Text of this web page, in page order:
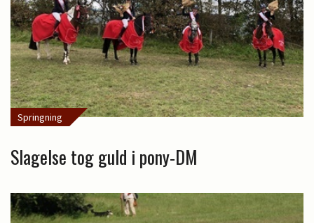
Springning
Slagelse tog guld i pony-DM